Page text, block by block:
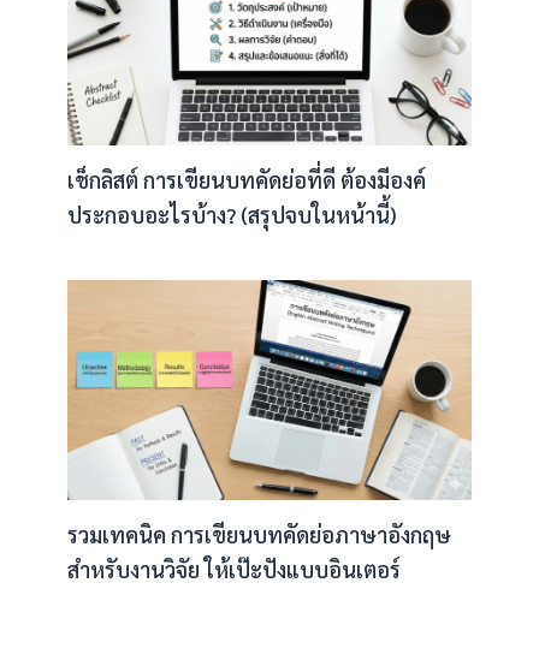
เช็กลิสต์ การเขียนบทคัดย่อที่ดี ต้องมีองค์
ประกอบอะไรบ้าง? (สรุปจบในหน้านี้)
รวมเทคนิค การเขียนบทคัดย่อภาษาอังกฤษ
สำหรับงานวิจัย ให้เป๊ะปังแบบอินเตอร์